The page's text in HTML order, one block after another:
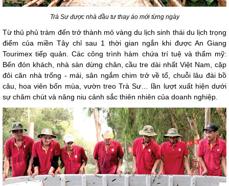
Trà Sư được nhà đầu tư thay áo mới từng ngày
Từ thủ phủ tràm đến trở thành mỏ vàng du lịch sinh thái du lịch trọng
điểm của miền Tây chỉ sau 1 thời gian ngắn khi được An Giang
Tourimex tiếp quản. Các công trình hàm chứa trí tuệ và thẩm mỹ:
Bến đón khách, nhà sàn dừng chân, cầu tre dài nhất Việt Nam, cặp
đôi căn nhà trống - mái, sân ngắm chim trở về tổ, chuỗi lâu đài bồ
câu, hoa viên bốn mùa, vườn treo Trà Sư… lần lượt xuất hiện dưới
sự chăm chút và nâng niu cảnh sắc thiên nhiên của doanh nghiệp.